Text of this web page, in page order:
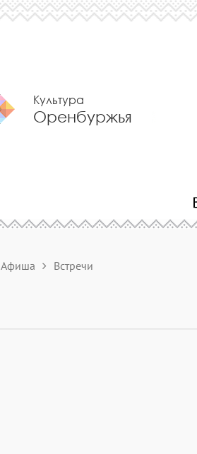
Культура
Оренбуржья
Афиша Встречи